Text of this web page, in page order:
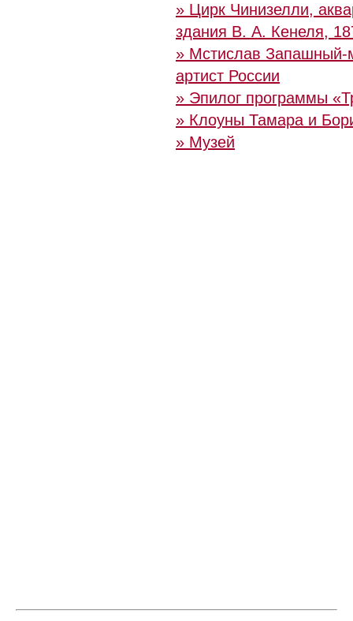
» Цирк Чинизелли,
здания В. А. Кенеля,
» Мстислав
артист России
» Эпилог программы
» Клоуны Тамара и
» Музей